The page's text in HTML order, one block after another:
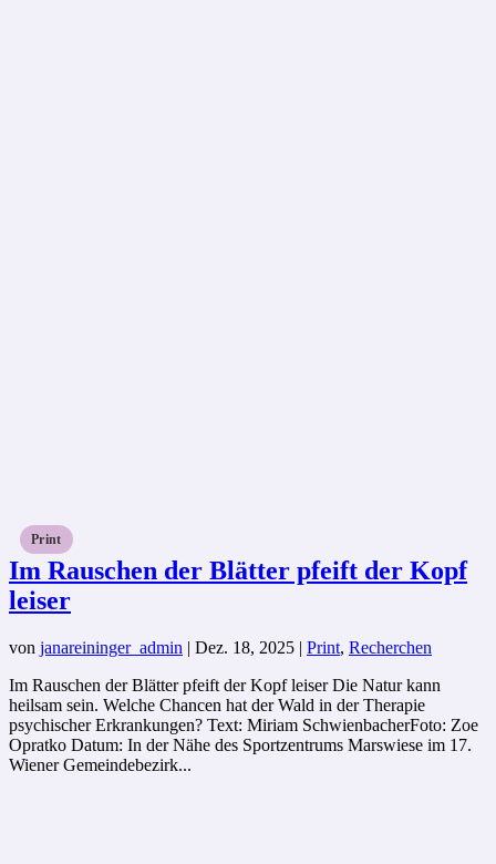
Print
Im Rauschen der Blätter pfeift der Kopf
leiser
von janareininger_admin | Dez. 18, 2025 | Print, Recherchen
Im Rauschen der Blätter pfeift der Kopf leiser Die Natur kann
heilsam sein. Welche Chancen hat der Wald in der Therapie
psychischer Erkrankungen? Text: Miriam SchwienbacherFoto: Zoe
Opratko Datum: In der Nähe des Sportzentrums Marswiese im 17.
Wiener Gemeindebezirk...